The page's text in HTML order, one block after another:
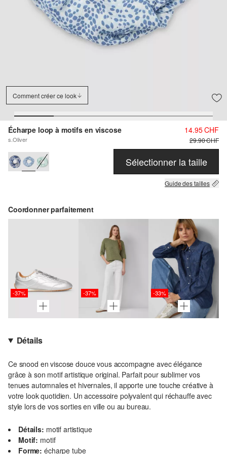
Comment créer ce look
Écharpe loop à motifs en viscose
s.Oliver
14.95 CHF
29.90 CHF
Sélectionner la taille
Guide des tailles
Coordonner parfaitement
-37% -37% -33%
Détails
Ce snood en viscose douce vous accompagne avec élégance
grâce à son motif artistique original. Parfait pour sublimer vos
tenues automnales et hivernales, il apporte une touche créative à
votre look quotidien. Un accessoire polyvalent qui réchauffe avec
style lors de vos sorties en ville ou au bureau.
Détails: motif artistique
Motif: motif
Forme: écharpe tube